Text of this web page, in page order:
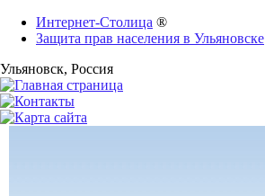
Интернет-Столица ®
Защита прав населения в Ульяновске
Ульяновск, Россия